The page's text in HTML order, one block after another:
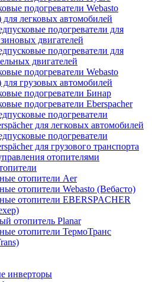
подогреватели Webasto
для легковых автомобилей
подогреватели для
двигателей
подогреватели для
двигателей
подогреватели Webasto
для грузовых автомобилей
подогреватели Бинар
подогреватели Eberspacher
подогреватели
для легковых автомобилей
подогреватели
для грузового транспорта
отопителями
отопители Аer
отопители Webasto (Вебасто)
отопители EBERSPACHER
отопитель Planar
отопители ТермоТранс
инверторы